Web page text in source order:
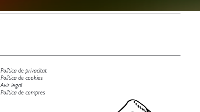
Política de privacitat
Política de cookies
Avís legal
Política de compres